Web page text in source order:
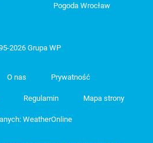
Pogoda Wrocław
2026 Grupa WP
O nas Prywatność
Regulamin Mapa strony
WeatherOnline